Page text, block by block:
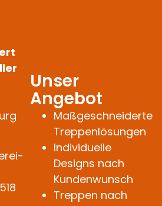
Unser
Angebot
Maßgeschneiderte
Treppenlösungen
Individuelle
Designs nach
Kundenwunsch
Treppen nach